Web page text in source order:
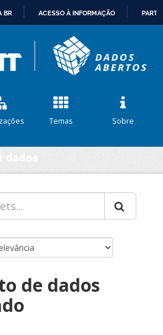
CONTEÚDO
BR ACESSO À INFORMAÇÃO
Temas Sobre
de dados